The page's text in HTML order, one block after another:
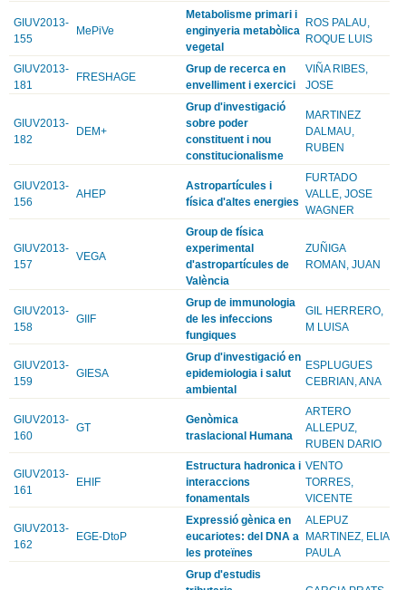
GIUV2013-
155
MePiVe
Metabolisme primari i
enginyeria metabòlica
vegetal
ROS PALAU,
ROQUE LUIS
GIUV2013-
181
FRESHAGE
Grup de recerca en
envelliment i exercici
VIÑA RIBES,
JOSE
GIUV2013-
182
DEM+
Grup d'investigació
sobre poder
constituent i nou
constitucionalisme
MARTINEZ
DALMAU,
RUBEN
GIUV2013-
156
AHEP
Astropartícules i
física d'altes energies
FURTADO
VALLE, JOSE
WAGNER
GIUV2013-
157
VEGA
Group de física
experimental
d'astropartícules de
València
ZUÑIGA
ROMAN, JUAN
GIUV2013-
158
GIIF
Grup de immunologia
de les infeccions
fungiques
GIL HERRERO,
M LUISA
GIUV2013-
159
GIESA
Grup d'investigació en
epidemiologia i salut
ambiental
ESPLUGUES
CEBRIAN, ANA
GIUV2013-
160
GT
Genòmica
traslacional Humana
ARTERO
ALLEPUZ,
RUBEN DARIO
GIUV2013-
161
EHIF
Estructura hadronica i
interaccions
fonamentals
VENTO
TORRES,
VICENTE
GIUV2013-
162
EGE-DtoP
Expressió gènica en
eucariotes: del DNA a
les proteïnes
ALEPUZ
MARTINEZ, ELIA
PAULA
Grup d'estudis